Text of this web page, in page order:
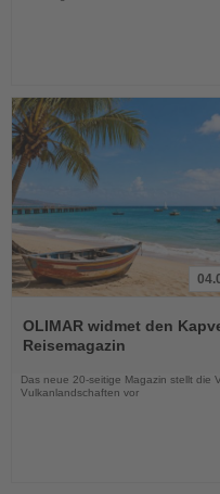
Sie
die
Nachrichten
OLIMAR widmet den
Reisemagazin
Das neue 20-seitige Magazin stellt die
Vulkanlandschaften vor